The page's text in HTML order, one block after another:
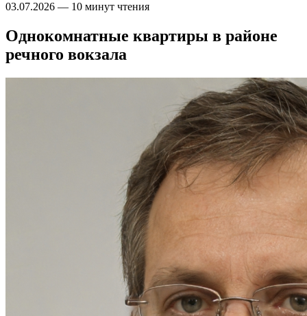
03.07.2026 — 10 минут чтения
Однокомнатные квартиры в районе
речного вокзала